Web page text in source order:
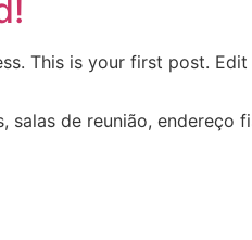
This is your first post.
salas de reunião, endereço